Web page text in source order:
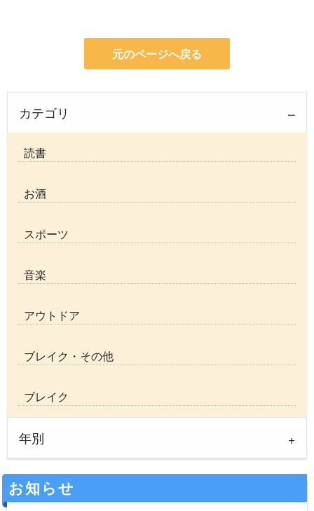
元のページへ戻る
カテゴリ
読書
お酒
スポーツ
音楽
アウトドア
ブレイク・その他
ブレイク
年別
お知らせ